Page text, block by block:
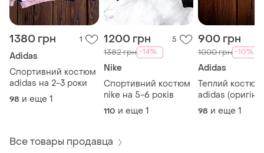
1380 грн 1
Adidas
Спортивний костюм
adidas на 2-3 роки
98 и еще 1
1200 грн 5
1382 грн -14%
Nike
Спортивний костюм
nike на 5-6 років
110 и еще 1
900 грн
1000 грн -10%
Adidas
Теплий костюм
adidas
дівчинку
98 и еще 1
Все товары продавца